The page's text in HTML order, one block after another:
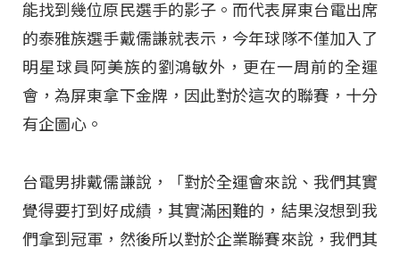
能找到幾位原民選手的影子。而代表屏東台電出席
的泰雅族選手戴儒謙就表示，今年球隊不僅加入了
明星球員阿美族的劉鴻敏外，更在一周前的全運
會，為屏東拿下金牌，因此對於這次的聯賽，十分
有企圖心。
台電男排戴儒謙說，「對於全運會來說、我們其實
覺得要打到好成績，其實滿困難的，結果沒想到我
們拿到冠軍，然後所以對於企業聯賽來說，我們其